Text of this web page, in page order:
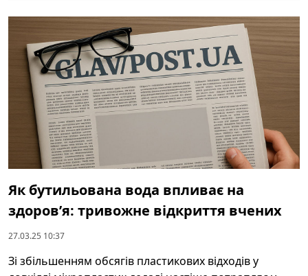
Як бутильована вода впливає на
здоров’я: тривожне відкриття вчених
27.03.25 10:37
Зі збільшенням обсягів пластикових відходів у